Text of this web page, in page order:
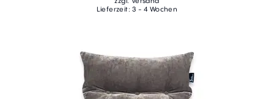
Lieferzeit: 3 - 4 Wochen